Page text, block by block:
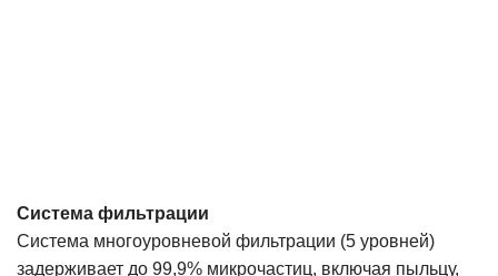
Система фильтрации
Система многоуровневой фильтрации (5 уровней)
задерживает до 99,9% микрочастиц, включая пыльцу,